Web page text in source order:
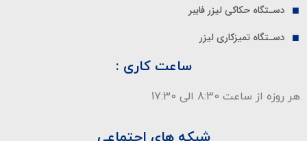
دسـتگاه حکاکی لیزر فایبر
دسـتگاه تمیزکاری لیزر
ساعت کاری :
هر روزه از ساعت 8:30 الی 17:30